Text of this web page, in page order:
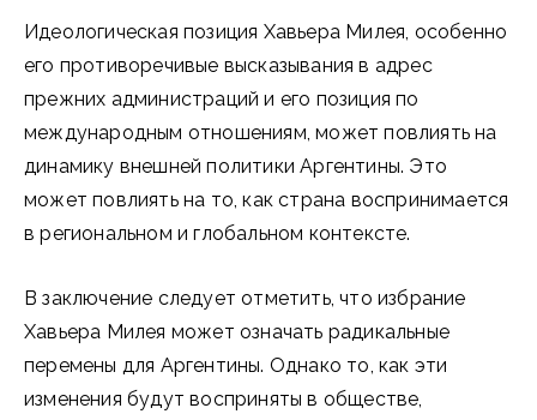
Идеологическая позиция Хавьера Милея, особенно
его противоречивые высказывания в адрес
прежних администраций и его позиция по
международным отношениям, может повлиять на
динамику внешней политики Аргентины. Это
может повлиять на то, как страна воспринимается
в региональном и глобальном контексте.
В заключение следует отметить, что избрание
Хавьера Милея может означать радикальные
перемены для Аргентины. Однако то, как эти
изменения будут восприняты в обществе,